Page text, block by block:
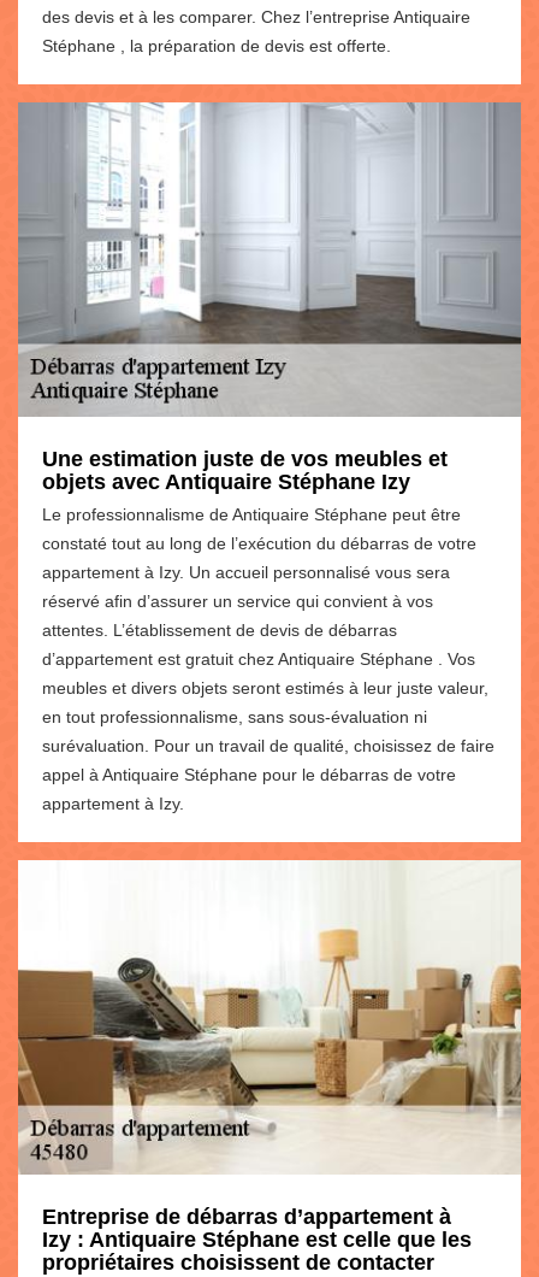
des devis et à les comparer. Chez l’entreprise Antiquaire
Stéphane , la préparation de devis est offerte.
Une estimation juste de vos meubles et
objets avec Antiquaire Stéphane Izy
Le professionnalisme de Antiquaire Stéphane peut être
constaté tout au long de l’exécution du débarras de votre
appartement à Izy. Un accueil personnalisé vous sera
réservé afin d’assurer un service qui convient à vos
attentes. L’établissement de devis de débarras
d’appartement est gratuit chez Antiquaire Stéphane . Vos
meubles et divers objets seront estimés à leur juste valeur,
en tout professionnalisme, sans sous-évaluation ni
surévaluation. Pour un travail de qualité, choisissez de faire
appel à Antiquaire Stéphane pour le débarras de votre
appartement à Izy.
Entreprise de débarras d’appartement à
Izy : Antiquaire Stéphane est celle que les
propriétaires choisissent de contacter